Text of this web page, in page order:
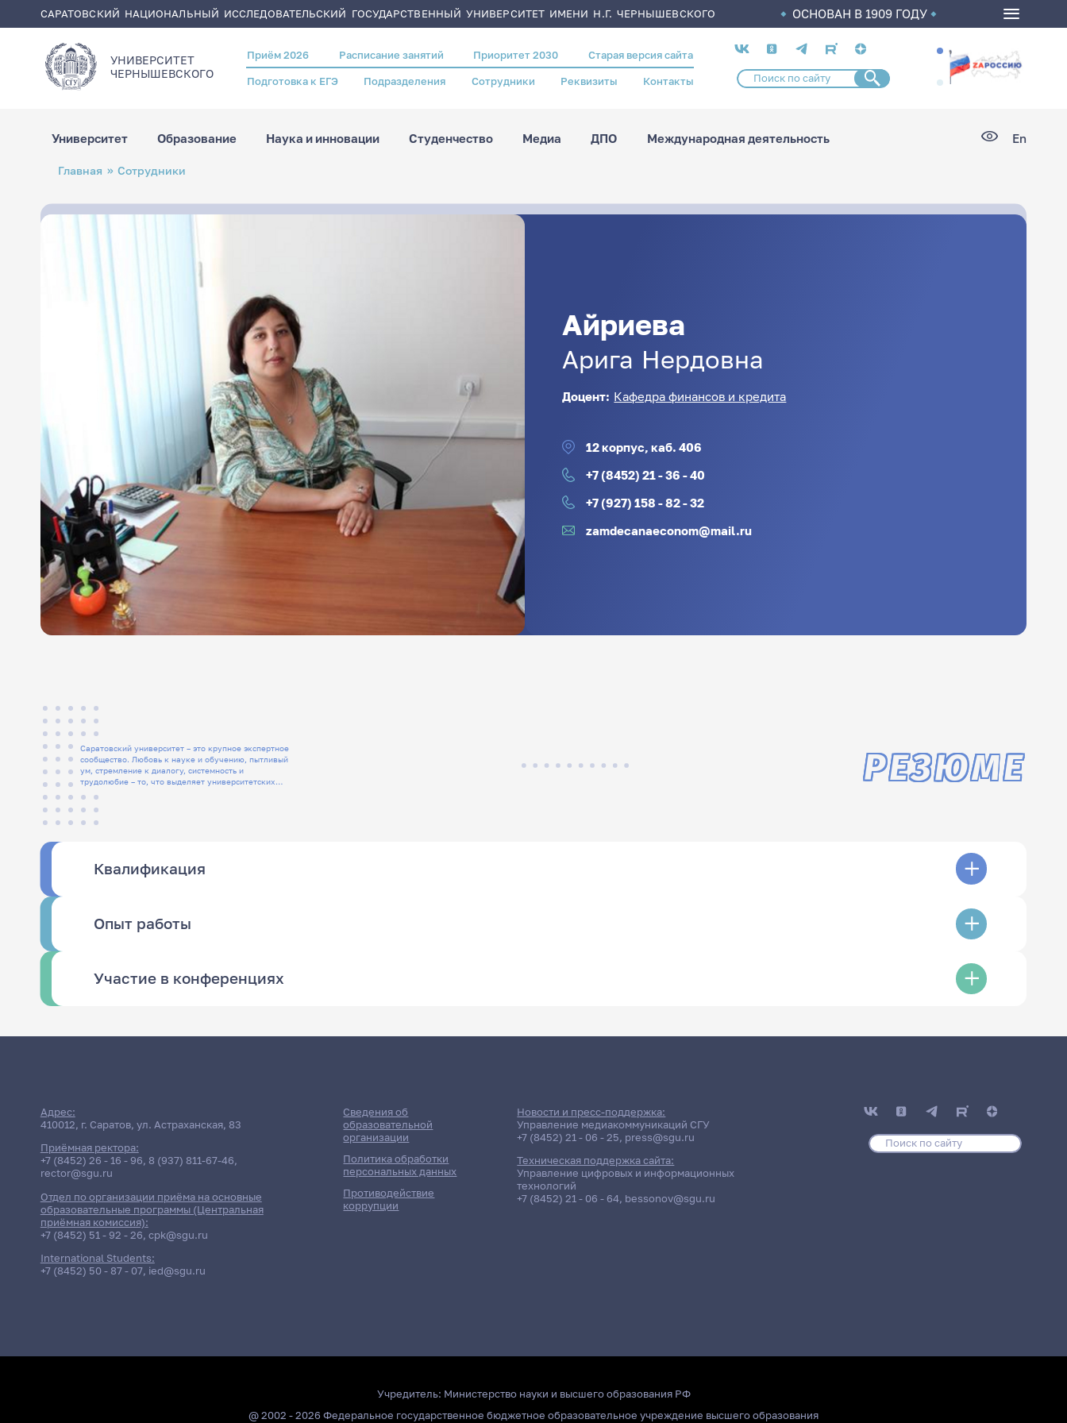
САРАТОВСКИЙ НАЦИОНАЛЬНЫЙ ИССЛЕДОВАТЕЛЬСКИЙ ГОСУДАРСТВЕННЫЙ УНИВЕРСИТЕТ ИМЕНИ Н.Г. ЧЕРНЫШЕВСКОГО ОСНОВАН В 1909 ГОДУ
УНИВЕРСИТЕТ
ЧЕРНЫШЕВСКОГO
Header
menu
Приём 2026 Расписание занятий Приоритет 2030 Старая версия сайта
Подготовка к ЕГЭ Подразделения Сотрудники Реквизиты Контакты
Социальные
сети
Университет Образование Наука и инновации Студенчество Медиа ДПО Международная деятельность En
Строка
навигации
Главная Сотрудники
Айриева
Арига Нердовна
Доцент: Кафедра финансов и кредита
12 корпус, каб. 406
+7 (8452) 21 - 36 - 40
+7 (927) 158 - 82 - 32
zamdecanaeconom@mail.ru
Саратовский университет – это крупное экспертное
сообщество. Любовь к науке и обучению, пытливый
ум, стремление к диалогу, системность и
трудолюбие – то, что выделяет университетских
РЕЗЮМЕ
Квалификация
Опыт работы
Участие в конференциях
Адрес:
410012, г. Саратов, ул. Астраханская, 83
Приёмная ректора:
+7 (8452) 26 - 16 - 96, 8 (937) 811-67-46,
rector@sgu.ru
Отдел по организации приёма на основные
образовательные программы (Центральная
приёмная комиссия):
+7 (8452) 51 - 92 - 26, cpk@sgu.ru
International Students:
+7 (8452) 50 - 87 - 07, ied@sgu.ru
Сведения об
образовательной
организации
Политика обработки
персональных данных
Противодействие
коррупции
Новости и пресс-поддержка:
Управление медиакоммуникаций СГУ
+7 (8452) 21 - 06 - 25, press@sgu.ru
Техническая поддержка сайта:
Управление цифровых и информационных
технологий
+7 (8452) 21 - 06 - 64, bessonov@sgu.ru
Учредитель: Министерство науки и высшего образования РФ
@ 2002 - 2026 Федеральное государственное бюджетное образовательное учреждение высшего образования